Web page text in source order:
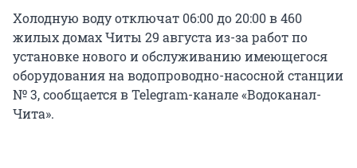
Холодную воду отключат 06:00 до 20:00 в 460
жилых домах Читы 29 августа из-за работ по
установке нового и обслуживанию имеющегося
оборудования на водопроводно-насосной станции
№ 3, сообщается в Telegram-канале «Водоканал-
Чита».